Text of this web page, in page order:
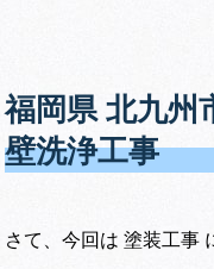
福岡県 北九州
壁洗浄工事
さて、今回は 塗装工事